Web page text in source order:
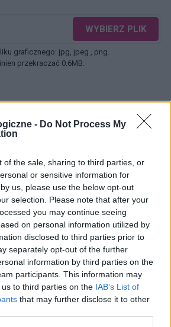
- Do Not Process My
of the sale, sharing to third parties, or
or sensitive information for
us, please use the below opt-out
selection. Please note that after your
you may continue seeing
on personal information utilized by
disclosed to third parties prior to
separately opt-out of the further
information by third parties on the
participants. This information may
to third parties on the IAB’s List of
that may further disclose it to other
WYBIERZ PLIK
graficznego: jpg, jpeg , png.
przekraczać 0.6MB.
1 2
INNE DYSKUSJE
gość